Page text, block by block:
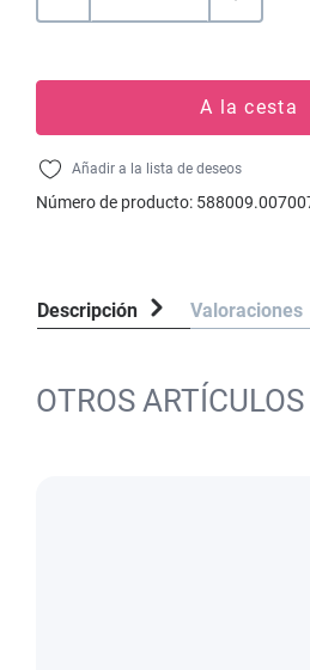
A la cesta
Añadir a la lista de deseos
Número de producto:
Descripción Valoraciones
OTROS